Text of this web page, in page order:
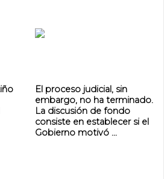
El proceso judicial, sin
embargo, no ha terminado.
La discusión de fondo
consiste en establecer si el
Gobierno motivó ...